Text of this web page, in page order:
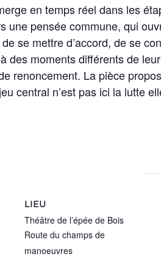
en temps réel dans les
pensée commune, qui
se mettre d’accord, de se
des moments différents de
renoncement. La pièce
central n’est pas ici la
LIEU
Théâtre de l’épée de Bois
Route du champs de
manoeuvres